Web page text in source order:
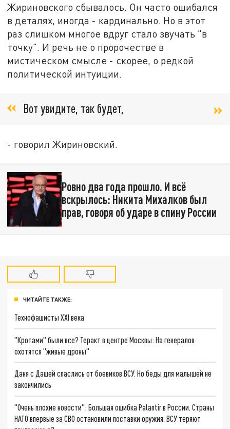
Жириновского сбывалось. Он часто ошибался
в деталях, иногда - кардинально. Но в этот
раз слишком многое вдруг стало звучать "в
точку". И речь не о пророчестве в
мистическом смысле - скорее, о редкой
политической интуиции.
Вот увидите, так будет,
- говорил Жириновский.
Ровно два года прошло. И всё
вскрылось: Никита Михалков был
прав, говоря об ударе в спину России
ЧИТАЙТЕ ТАКЖЕ:
Технофашисты XXI века
"Кротами" были все? Теракт в центре Москвы: На генералов
охотятся "живые дроны"
Даня с Дашей спаслись от боевиков ВСУ. Но беды для малышей не
закончились
"Очень плохие новости": Большая ошибка Palantir в России. Страны
НАТО впервые за СВО остановили поставки оружия. ВСУ теряют